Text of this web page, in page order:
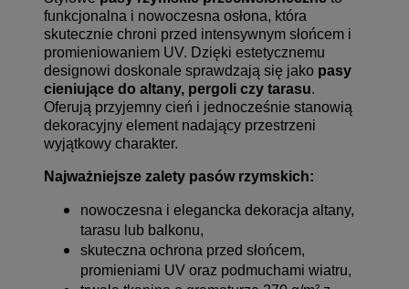
funkcjonalna i nowoczesna osłona, która
skutecznie chroni przed intensywnym słońcem i
promieniowaniem UV. Dzięki estetycznemu
designowi doskonale sprawdzają się jako pasy
cieniujące do altany, pergoli czy tarasu.
Oferują przyjemny cień i jednocześnie stanowią
dekoracyjny element nadający przestrzeni
wyjątkowy charakter.
Najważniejsze zalety pasów rzymskich:
nowoczesna i elegancka dekoracja altany,
tarasu lub balkonu,
skuteczna ochrona przed słońcem,
promieniami UV oraz podmuchami wiatru,